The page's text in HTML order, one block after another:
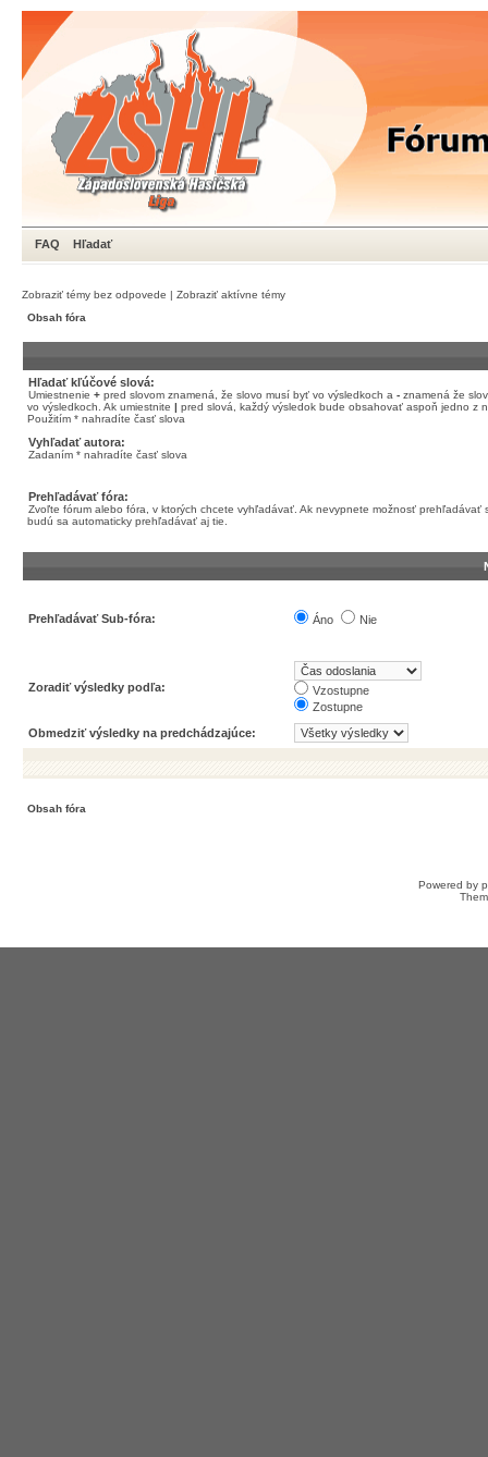
FAQ Hľadať
Zobraziť témy bez odpovede | Zobraziť aktívne témy
Obsah fóra
Hľadať kľúčové slová:
Umiestnenie + pred slovom znamená, že slovo musí byť vo výsledkoch a - znamená že
vo výsledkoch. Ak umiestnite | pred slová, každý výsledok bude obsahovať aspoň jedno z
Použitím * nahradíte časť slova
Vyhľadať autora:
Zadaním * nahradíte časť slova
Prehľadávať fóra:
Zvoľte fórum alebo fóra, v ktorých chcete vyhľadávať. Ak nevypnete možnosť prehľadávať
budú sa automaticky prehľadávať aj tie.
Prehľadávať Sub-fóra: Áno Nie
Zoradiť výsledky podľa:
Vzostupne
Zostupne
Obmedziť výsledky na predchádzajúce:
Obsah fóra
Powered by